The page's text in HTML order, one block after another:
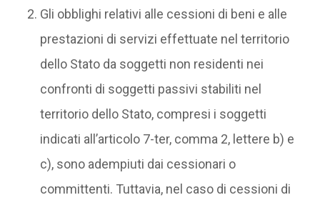
Gli obblighi relativi alle cessioni di beni e alle
prestazioni di servizi effettuate nel territorio
dello Stato da soggetti non residenti nei
confronti di soggetti passivi stabiliti nel
territorio dello Stato, compresi i soggetti
indicati all’articolo 7-ter, comma 2, lettere b) e
c), sono adempiuti dai cessionari o
committenti. Tuttavia, nel caso di cessioni di